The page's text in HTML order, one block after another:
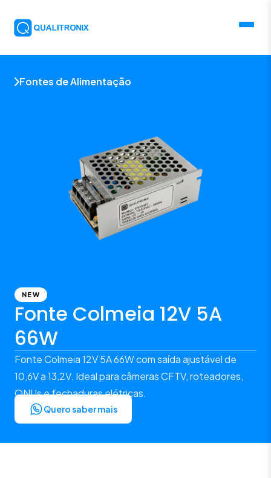
Fontes de Alimentação
NEW
Fonte Colmeia 12V 5A
66W
Fonte Colmeia 12V 5A 66W com saída ajustável de
10,6V a 13,2V. Ideal para câmeras CFTV, roteadores,
ONUs e fechaduras elétricas.
Quero saber mais